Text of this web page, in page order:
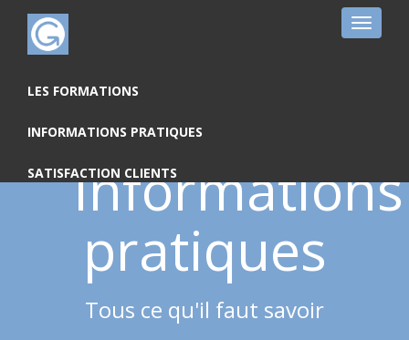
Toggle
LES FORMATIONS
INFORMATIONS PRATIQUES
SATISFACTION CLIENTS
Informations
pratiques
Tous ce qu'il faut savoir